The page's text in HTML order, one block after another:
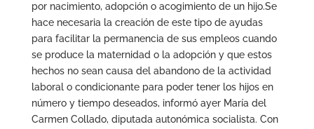
por nacimiento, adopción o acogimiento de un hijo.Se
hace necesaria la creación de este tipo de ayudas
para facilitar la permanencia de sus empleos cuando
se produce la maternidad o la adopción y que estos
hechos no sean causa del abandono de la actividad
laboral o condicionante para poder tener los hijos en
número y tiempo deseados, informó ayer María del
Carmen Collado, diputada autonómica socialista. Con